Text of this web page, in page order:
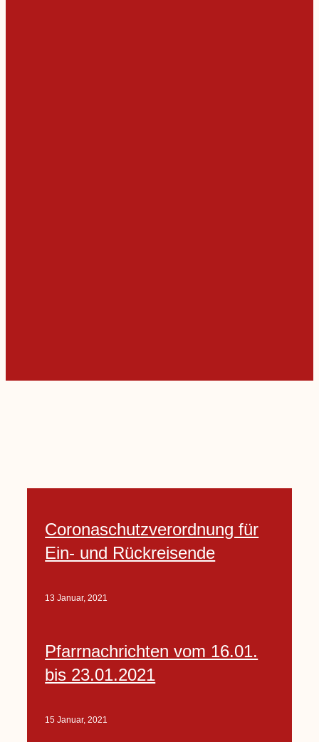
Coronaschutzverordnung für
Ein- und Rückreisende
13 Januar, 2021
Pfarrnachrichten vom 16.01.
bis 23.01.2021
15 Januar, 2021